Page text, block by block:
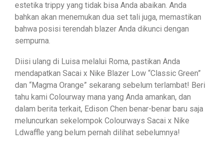
estetika trippy yang tidak bisa Anda abaikan. Anda
bahkan akan menemukan dua set tali juga, memastikan
bahwa posisi terendah blazer Anda dikunci dengan
sempurna.
Diisi ulang di Luisa melalui Roma, pastikan Anda
mendapatkan Sacai x Nike Blazer Low “Classic Green”
dan “Magma Orange” sekarang sebelum terlambat! Beri
tahu kami Colourway mana yang Anda amankan, dan
dalam berita terkait, Edison Chen benar-benar baru saja
meluncurkan sekelompok Colourways Sacai x Nike
Ldwaffle yang belum pernah dilihat sebelumnya!